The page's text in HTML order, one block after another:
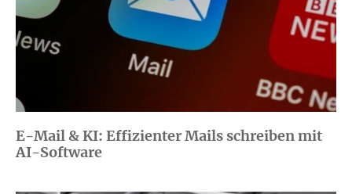
E-Mail & KI: Effizienter Mails schreiben mit
AI-Software